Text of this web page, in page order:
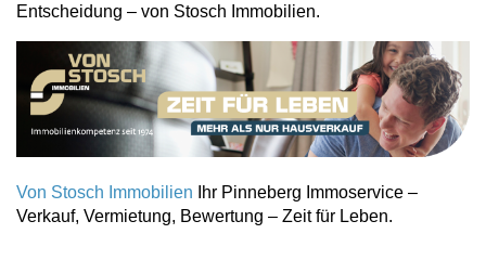
Entscheidung – von Stosch Immobilien.
Von Stosch Immobilien Ihr Pinneberg Immoservice –
Verkauf, Vermietung, Bewertung – Zeit für Leben.